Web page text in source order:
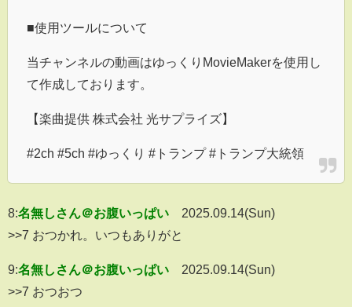
■使用ツールについて
当チャンネルの動画はゆっくりMovieMakerを使用し
て作成しております。
【楽曲提供 株式会社 光サプライズ】
#2ch #5ch #ゆっくり #トランプ #トランプ大統領
8:名無しさん＠お腹いっぱい
2025.09.14(Sun)
>>7 おつかれ。いつもありがと
9:名無しさん＠お腹いっぱい
2025.09.14(Sun)
>>7 おつおつ